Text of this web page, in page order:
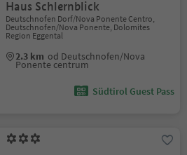
Haus Schlernblick
Deutschnofen Dorf/Nova Ponente Centro,
Deutschnofen/Nova Ponente, Dolomites
Region Eggental
2.3 km od Deutschnofen/Nova
Ponente centrum
Südtirol Guest Pass